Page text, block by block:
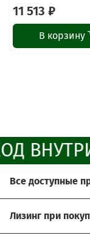
11 513 ₽
В корзину
Все доступные
Мы рады
Лизинг при
Свяжитесь с
Группа
Канал